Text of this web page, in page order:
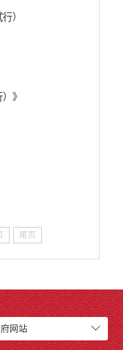
）
》
尾页
网站